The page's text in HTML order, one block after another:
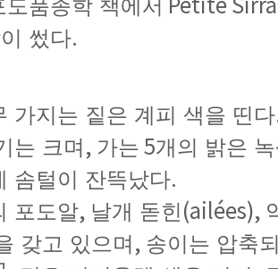
도품종학 책에서
썼다.
가지는 짙은 계피 색을 띤다
는 크며 , 가는 5개의 밝은
솜털이 잔뜩났다.
포도알, 날개 돋힌 (ailées),
갖고 있으며 , 송이는 압축